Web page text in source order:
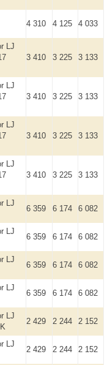
4 310 4 125 4 033
LJ
3 410 3 225 3 133
LJ
3 410 3 225 3 133
LJ
3 410 3 225 3 133
LJ
3 410 3 225 3 133
LJ
6 359 6 174 6 082
LJ
6 359 6 174 6 082
LJ
6 359 6 174 6 082
LJ
6 359 6 174 6 082
LJ
2 429 2 244 2 152
LJ
2 429 2 244 2 152